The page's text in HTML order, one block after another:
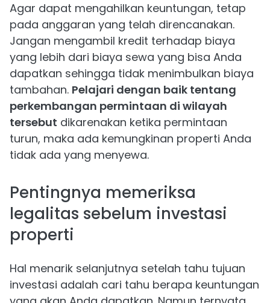
Agar dapat mengahilkan keuntungan, tetap
pada anggaran yang telah direncanakan.
Jangan mengambil kredit terhadap biaya
yang lebih dari biaya sewa yang bisa Anda
dapatkan sehingga tidak menimbulkan biaya
tambahan. Pelajari dengan baik tentang
perkembangan permintaan di wilayah
tersebut dikarenakan ketika permintaan
turun, maka ada kemungkinan properti Anda
tidak ada yang menyewa.
Pentingnya memeriksa
legalitas sebelum investasi
properti
Hal menarik selanjutnya setelah tahu tujuan
investasi adalah cari tahu berapa keuntungan